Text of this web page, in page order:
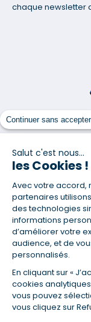
Continuer sans accepter
Salut c'est nous...
les Cookies !
Avec votre accord,
partenaires
des technologies
informations
d’améliorer votre
audience, et de
personnalisés.
En cliquant sur «
cookies analytiques
vous pouvez
vous cliquez sur
chaque newsletter
(1) Taux fixe national
(2) Économie de 65 %
457,23 € à 0,90 % sur
100 % (décès, PTIA,
salariée non cadre
ans et non-fumeur,
14/07/2019, coût de
en moyenne contre
Empruntis.com (TAEA :
(3) Taux minimum
5 000 et 20 000